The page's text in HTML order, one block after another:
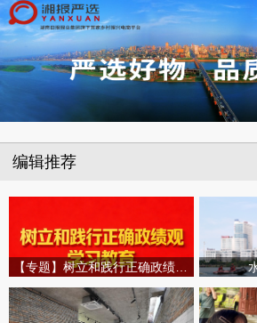
编辑推荐
【专题】树立和践行正确政绩观学习教育